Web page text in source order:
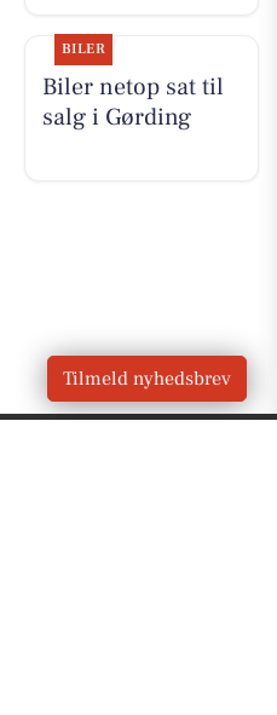
BILER
Biler netop sat til
salg i Gørding
Tilmeld nyhedsbrev